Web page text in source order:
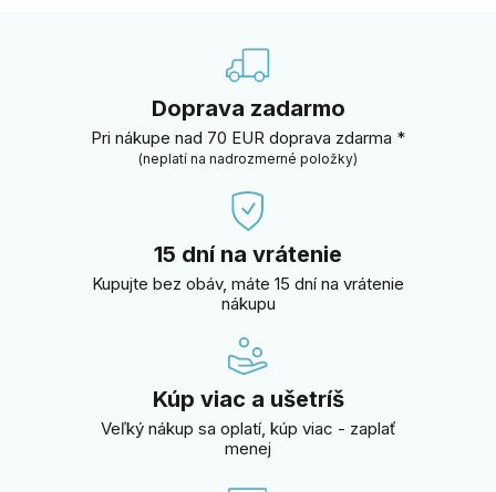
Doprava zadarmo
Pri nákupe nad 70 EUR doprava zdarma *
(neplatí na nadrozmerné položky)
15 dní na vrátenie
Kupujte bez obáv, máte 15 dní na vrátenie
nákupu
Kúp viac a ušetríš
Veľký nákup sa oplatí, kúp viac - zaplať
menej